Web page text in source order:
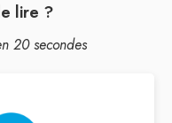
lire ?
20 secondes